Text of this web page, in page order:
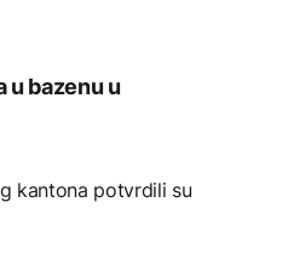
u bazenu u
kantona potvrdili su